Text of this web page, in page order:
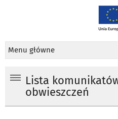
Menu główne
Lista
obwieszczeń